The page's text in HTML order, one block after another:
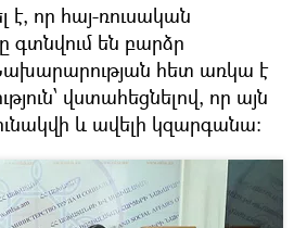
որ հայ-ռուսական
գտնվում են բարձր
հետ առկա է
վստահեցնելով, որ այն
և ավելի կզարգանա։